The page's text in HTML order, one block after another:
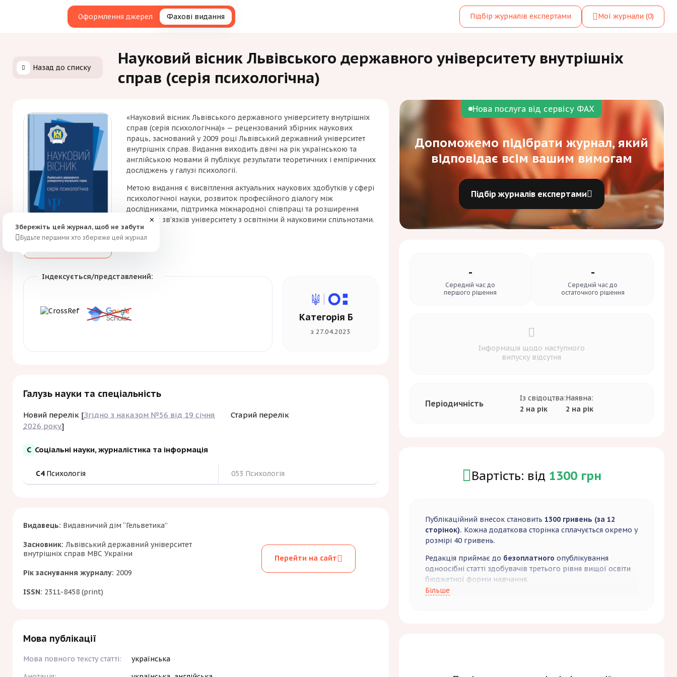
Оформлення джерел Фахові видання Підбір журналів експертами Мої журнали (0)
Назад до списку
Науковий вісник Львівського державного університету внутрішніх
справ (серія психологічна)
«Науковий вісник Львівського державного університету внутрішніх
справ (серія психологічна)» — рецензований збірник наукових
праць, заснований у 2009 році Львівський державний університет
внутрішніх справ. Видання виходить двічі на рік українською та
англійською мовами й публікує результати теоретичних і емпіричних
досліджень у галузі психології.
Метою видання є висвітлення актуальних наукових здобутків у сфері
психологічної науки, розвиток професійного діалогу між
дослідниками, підтримка міжнародної співпраці та розширення
наукових зв’язків університету з освітніми й науковими спільнотами.
Індексується/представлений:
Категорія Б
з 27.04.2023
Галузь науки та спеціальність
Новий перелік [Згідно з наказом №56 від 19 січня
2026 року]
Старий перелік
С Соціальні науки, журналістика та інформація
C4Психологія 053 Психологія
Видавець: Видавничий дім “Гельветика”
Засновник: Львівський державний університет
внутрішніх справ МВС України
Рік заснування журналу: 2009
ISSN: 2311-8458 (print)
Перейти на сайт
Мова публікації
Мова повного тексту статті:
українська
Нова послуга від сервісу ФАХ
Допоможемо підібрати журнал, який
відповідає всім вашим вимогам
Підбір журналів експертами
-
Середній час до
першого рішення
-
Середній час до
остаточного рішення
Інформація щодо наступного
випуску відсутня
Періодичність
Із свідоцтва:
2 на рік
Наявна:
2 на рік
Вартість: від 1300 грн
Публікаційний внесок становить 1300 гривень (за 12
сторінок). Кожна додаткова сторінка сплачується окремо у
розмірі 40 гривень.
Редакція приймає до безоплатного опублікування
одноосібні статті здобувачів третього рівня вищої освіти
бюджетної форми навчання.
За бажанням автор статті може замовити собі друкований
Більше
Збережіть цей журнал, щоб не забути
Будьте першими хто збереже цей журнал
✕